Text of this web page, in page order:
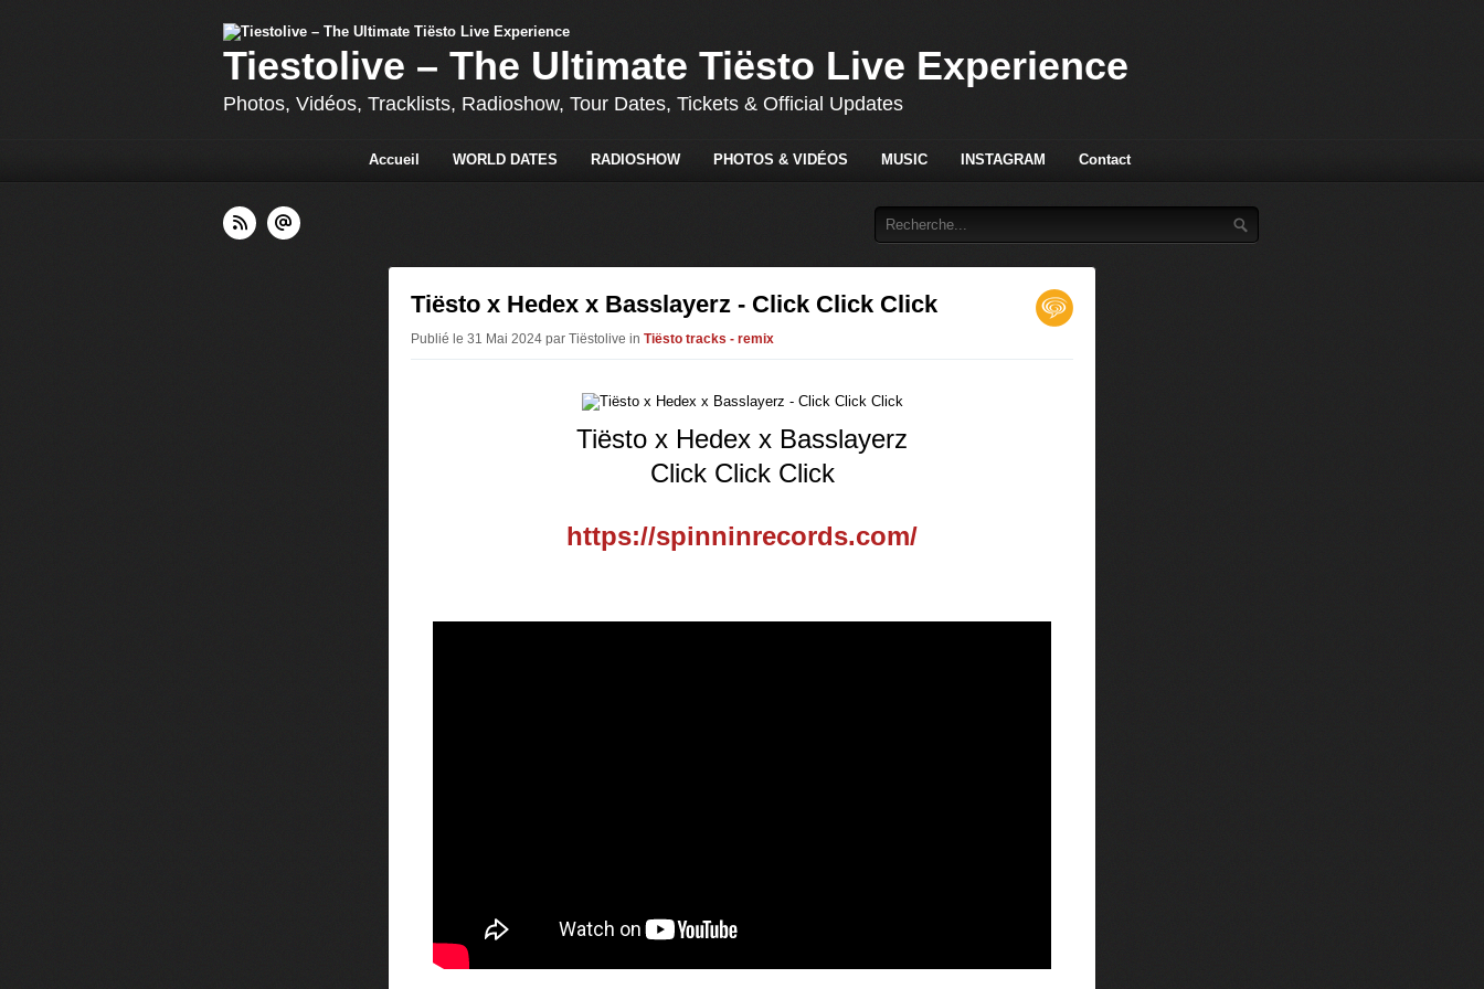
Tiestolive – The Ultimate Tiësto Live Experience
Photos, Vidéos, Tracklists, Radioshow, Tour Dates, Tickets & Official Updates
Accueil WORLD DATES RADIOSHOW PHOTOS & VIDÉOS MUSIC INSTAGRAM Contact
Tiësto x Hedex x Basslayerz - Click Click Click
Publié le 31 Mai 2024 par Tiëstolive in Tiësto tracks - remix
Tiësto x Hedex x Basslayerz
Click Click Click
https://spinninrecords.com/